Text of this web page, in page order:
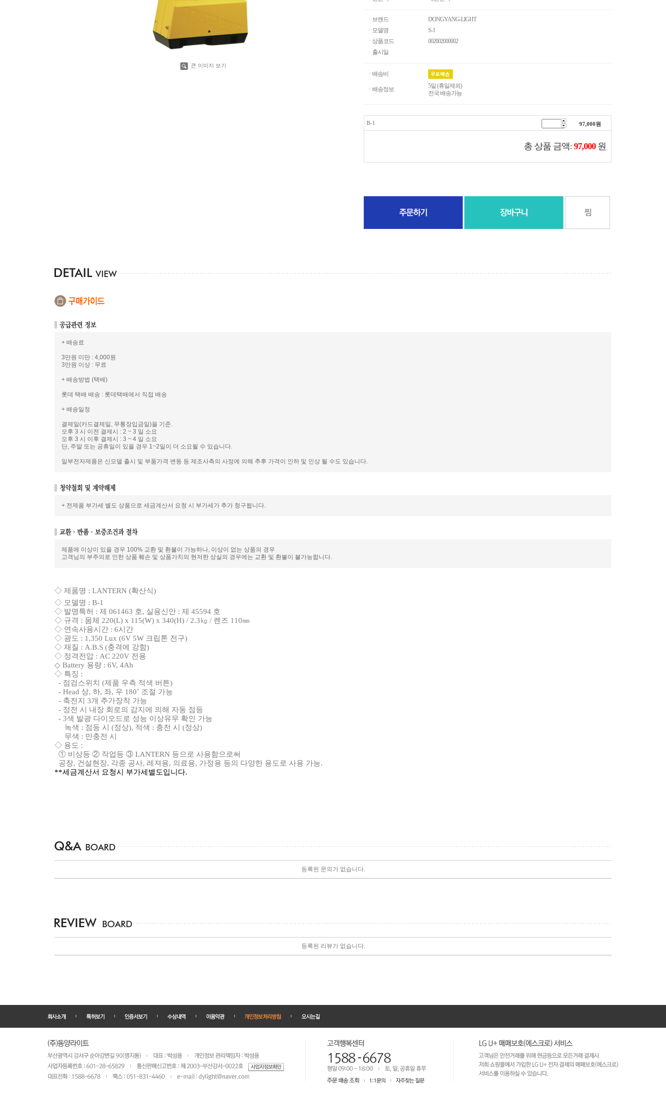
큰 이미지 보기
· 브랜드
DONGYANG-LIGHT
· 모델명
S-1
· 상품코드
002002000002
· 출시일
· 배송비
· 배송정보
5일 (휴일제외)
전국 배송가능
B-1 97,000원
총 상품 금액: 97,000 원
+ 배송료
3만원 미만 : 4,000원
3만원 이상 : 무료
+ 배송방법 (택배)
롯데 택배 배송 : 롯데택배에서 직접 배송
+ 배송일정
결제일(카드결제일, 무통장입금일)을 기준.
오후 3 시 이전 결제시 : 2 ~ 3 일 소요
오후 3 시 이후 결제시 : 3 ~ 4 일 소요
단, 주말 또는 공휴일이 있을 경우 1~2일이 더 소요될 수 있습니다.
일부전자제품은 신모델 출시 및 부품가격 변동 등 제조사측의 사정에 의해 추후 가격이 인하 및 인상 될 수도 있습니다.
+ 전제품 부가세 별도 상품으로 세금계산서 요청 시 부가세가 추가 청구됩니다.
제품에 이상이 있을 경우 100% 교환 및 환불이 가능하나, 이상이 없는 상품의 경우
고객님의 부주의로 인한 상품 훼손 및 상품가치의 현저한 상실의 경우에는 교환 및 환불이 불가능합니다.
◇ 제품명 : LANTERN (확산식)
◇ 모델명 : B-1
◇ 발명특허 : 제 061463 호, 실용신안 : 제 45594 호
◇ 규격 : 몸체 220(L) x 115(W) x 340(H) / 2.3㎏ / 렌즈 110㎜
◇ 연속사용시간 : 6시간
◇ 광도 : 1,350 Lux (6V 5W 크립톤 전구)
◇ 재질 : A.B.S (충격에 강함)
◇ 정격전압 : AC 220V 전용
◇ Battery 용량 : 6V, 4Ah
◇ 특징 :
- 점검스위치 (제품 우측 적색 버튼)
- Head 상, 하, 좌, 우 180˚ 조절 가능
- 축전지 3개 추가장착 가능
- 정전 시 내장 회로의 감지에 의해 자동 점등
- 3색 발광 다이오드로 성능 이상유무 확인 가능
녹색 : 점등 시 (정상), 적색 : 충전 시 (정상)
무색 : 만충전 시
◇ 용도 :
① 비상등 ② 작업등 ③ LANTERN 등으로 사용함으로써
공장, 건설현장, 각종 공사, 레져용, 의료용, 가정용 등의 다양한 용도로 사용 가능.
**세금계산서 요청시 부가세별도입니다.
등록된 문의가 없습니다.
등록된 리뷰가 없습니다.